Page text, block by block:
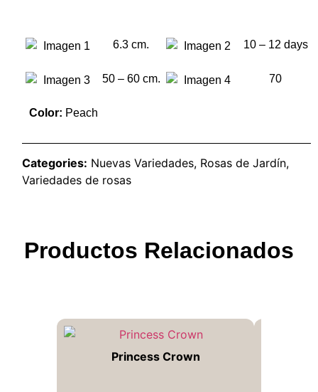
6.3 cm. 10 – 12 days
50 – 60 cm. 70
Color: Peach
Categories: Nuevas Variedades, Rosas de Jardín,
Variedades de rosas
Productos Relacionados
Princess Crown